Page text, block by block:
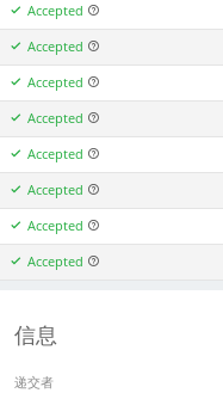
Accepted
Accepted
Accepted
Accepted
Accepted
Accepted
Accepted
Accepted
信息
递交者